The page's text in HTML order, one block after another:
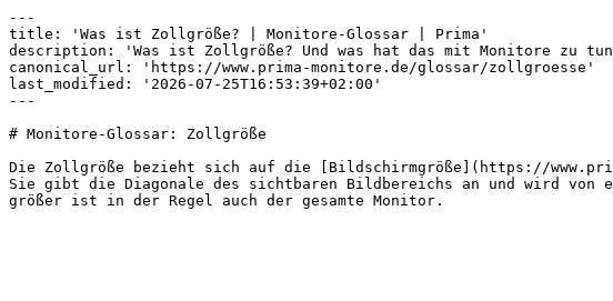
---
title: 'Was ist Zollgröße? | Monitore-Glossar | Prima'
description: 'Was ist Zollgröße? Und was hat das mit Monitore zu
canonical_url: 'https://www.prima-monitore.de/glossar/zollgroesse'
last_modified: '2026-07-25T16:53:39+02:00'
---
# Monitore-Glossar: Zollgröße
Die Zollgröße bezieht sich auf die [Bildschirmgröße](https://
Sie gibt die Diagonale des sichtbaren Bildbereichs an und wird von